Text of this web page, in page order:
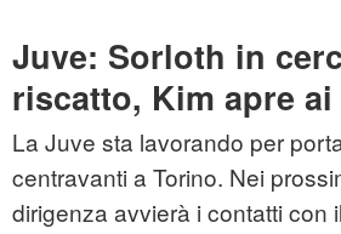
Juve: Sorloth in
riscatto, Kim apre
La Juve sta lavorando per
centravanti a Torino. Nei
dirigenza avvierà i contatti con